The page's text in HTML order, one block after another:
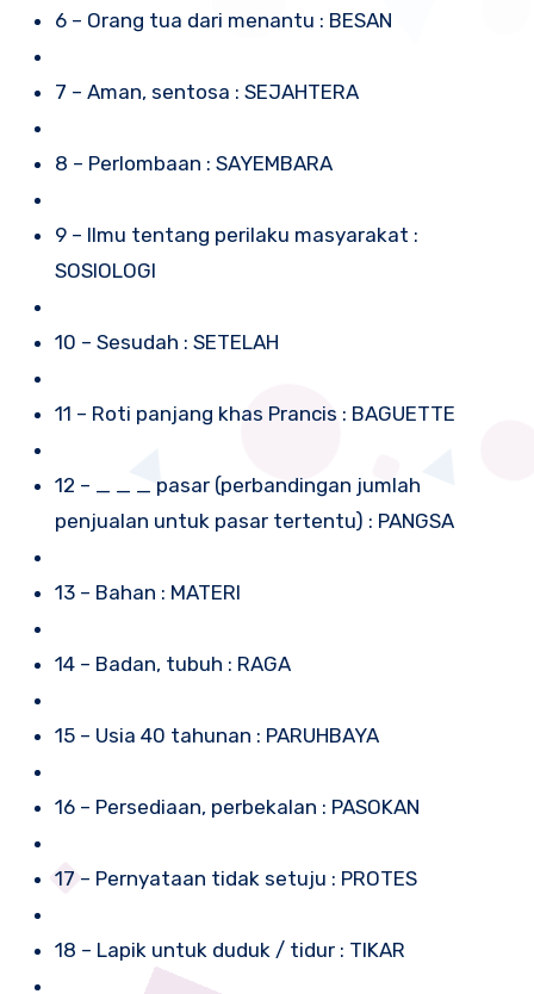
6 – Orang tua dari menantu : BESAN
7 – Aman, sentosa : SEJAHTERA
8 – Perlombaan : SAYEMBARA
9 – Ilmu tentang perilaku masyarakat :
SOSIOLOGI
10 – Sesudah : SETELAH
11 – Roti panjang khas Prancis : BAGUETTE
12 – _ _ _ pasar (perbandingan jumlah
penjualan untuk pasar tertentu) : PANGSA
13 – Bahan : MATERI
14 – Badan, tubuh : RAGA
15 – Usia 40 tahunan : PARUHBAYA
16 – Persediaan, perbekalan : PASOKAN
17 – Pernyataan tidak setuju : PROTES
18 – Lapik untuk duduk / tidur : TIKAR